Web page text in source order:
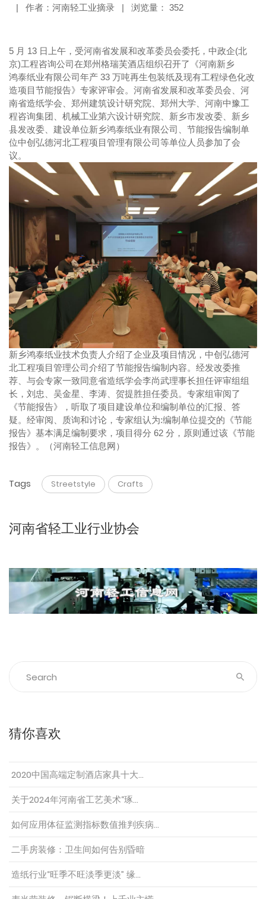
| 作者：河南轻工业摘录 | 浏览量： 352
5 月 13 日上午，受河南省发展和改革委员会委托，中政企(北
京)工程咨询公司在郑州格瑞芙酒店组织召开了《河南新乡
鸿泰纸业有限公司年产 33 万吨再生包装纸及现有工程绿色化改
造项目节能报告》专家评审会。河南省发展和改革委员会、河
南省造纸学会、郑州建筑设计研究院、郑州大学、河南中豫工
程咨询集团、机械工业第六设计研究院、新乡市发改委、新乡
县发改委、建设单位新乡鸿泰纸业有限公司、节能报告编制单
位中创弘德河北工程项目管理有限公司等单位人员参加了会
议。
新乡鸿泰纸业技术负责人介绍了企业及项目情况，中创弘德河
北工程项目管理公司介绍了节能报告编制内容。经发改委推
荐、与会专家一致同意省造纸学会李尚武理事长担任评审组组
长，刘忠、吴金星、李涛、贺提胜担任委员。专家组审阅了
《节能报告》，听取了项目建设单位和编制单位的汇报、答
疑。经审阅、质询和讨论，专家组认为:编制单位提交的《节能
报告》基本满足编制要求，项目得分 62 分，原则通过该《节能
报告》。（河南轻工信息网）
Tags Streetstyle Crafts
河南省轻工业行业协会
猜你喜欢
2020中国高端定制酒店家具十大…
关于2024年河南省工艺美术“琢…
如何应用体征监测指标数值推判疾病…
二手房装修：卫生间如何告别昏暗
造纸行业“旺季不旺淡季更淡” 缘…